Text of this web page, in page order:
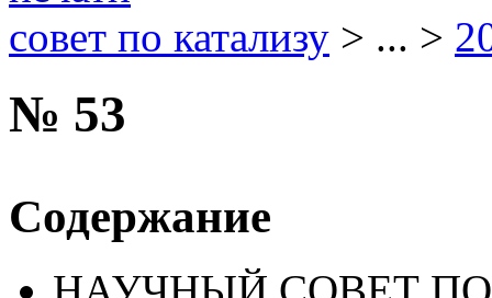
совет по катализу > ... >
№ 53
Содержание